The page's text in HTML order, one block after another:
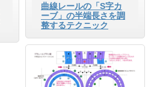
曲線レールの「S字カ
ーブ」の半端長さを調
整するテクニック